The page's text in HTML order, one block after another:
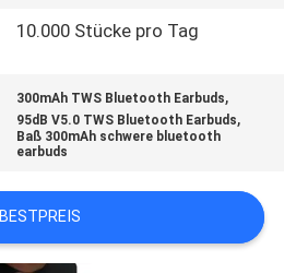
10.000 Stücke pro Tag
300mAh TWS Bluetooth Earbuds,
95dB V5.0 TWS Bluetooth Earbuds,
Baß 300mAh schwere bluetooth
earbuds
BESTPREIS